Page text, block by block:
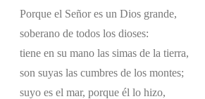
Porque el Señor es un Dios grande,
soberano de todos los dioses:
tiene en su mano las simas de la tierra,
son suyas las cumbres de los montes;
suyo es el mar, porque él lo hizo,